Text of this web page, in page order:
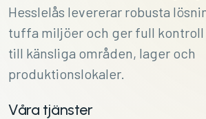
Hesslelås levererar robusta
tuffa miljöer och ger full
till känsliga områden, lager och
produktionslokaler.
Våra tjänster